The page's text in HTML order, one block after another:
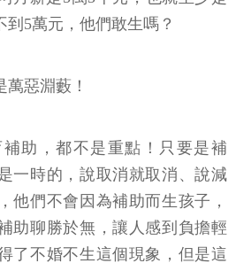
5萬元，他們敢生嗎？
惡淵藪！
助，都不是重點！只要是補
一時的，說取消就取消、說減
他們不會因為補助而生孩子，
助聊勝於無，讓人感到負擔輕
了不婚不生這個現象，但是這